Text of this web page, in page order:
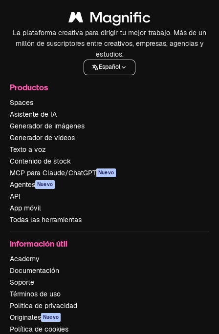
La plataforma creativa para dirigir tu mejor trabajo. Más de un
millón de suscriptores entre creativos, empresas, agencias y
estudios.
Español
Productos
Spaces
Asistente de IA
Generador de imágenes
Generador de vídeos
Texto a voz
Contenido de stock
MCP para Claude/ChatGPT Nuevo
Agentes Nuevo
API
App móvil
Todas las herramientas
Información útil
Academy
Documentación
Soporte
Términos de uso
Política de privacidad
Originales Nuevo
Política de cookies